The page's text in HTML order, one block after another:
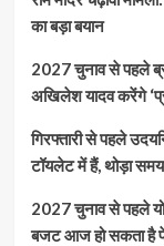
का बड़ा बयान
2027 चुनाव से पहले
अखिलेश यादव करेंगे
गिरफ्तारी से पहले
टॉयलेट में हैं, थोड़ा समय
2027 चुनाव से पहले
बजट आज हो सकता है